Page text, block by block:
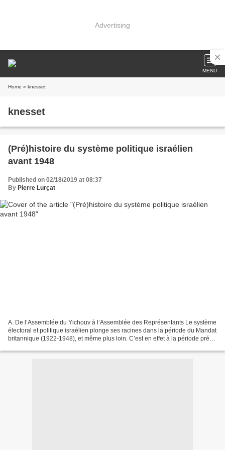
Advertising
MENU
Home » knesset
knesset
(Pré)histoire du système politique israélien
avant 1948
Published on 02/18/2019 at 08:37
By Pierre Lurçat
A. De l’Assemblée du Yichouv à l’Assemblée des Représentants Le système
électoral et politique israélien plonge ses racines dans la période du Mandat
britannique (1922-1948), et même plus loin. C’est en effet à la période pré-